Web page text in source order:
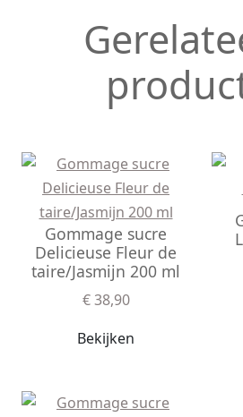
Gommage sucre
Delicieuse Fleur de
taire/Jasmijn 200 ml
€ 38,90
Bekijken